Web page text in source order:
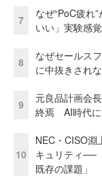
7
なぜ“PoC疲れ
いい」実験感
8
なぜセールス
に中抜きされ
9
元良品計画会
終焉 AI時代に
10
NEC・CISO淵
キュリティ──
既存の課題」